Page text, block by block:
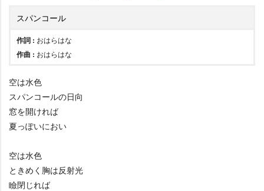
スパンコール
作詞 : おはらはな
作曲 : おはらはな
空は水色
スパンコールの日向
窓を開ければ
夏っぽいにおい
空は水色
ときめく胸は反射光
瞼閉じれば